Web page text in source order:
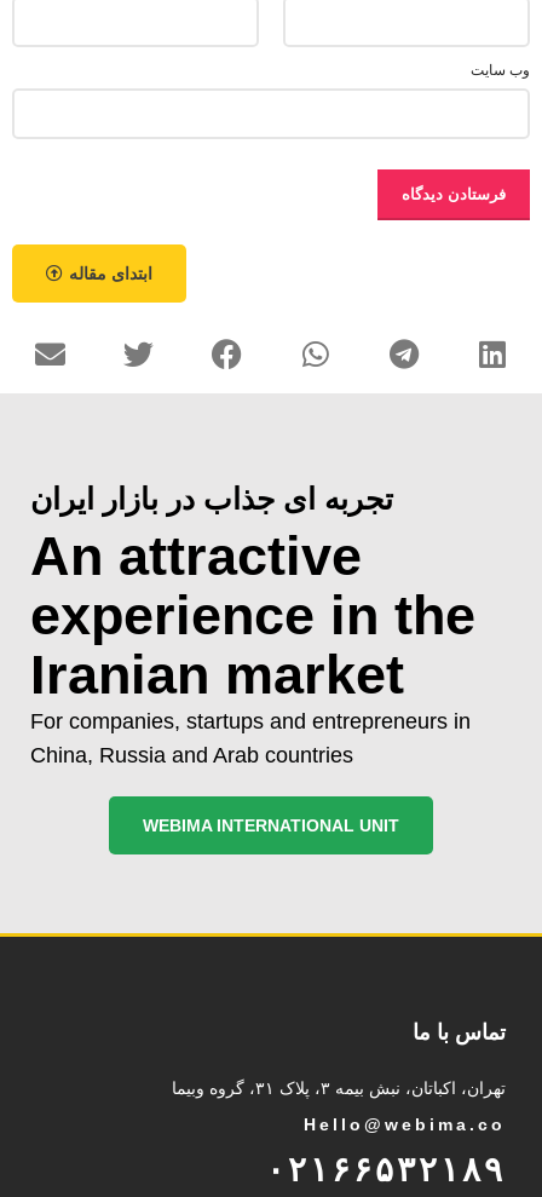
وب‌ سایت
ابتدای مقاله
تجربه ای جذاب در بازار ایران
An attractive
experience in the
Iranian market
For companies, startups and entrepreneurs in
China, Russia and Arab countries
WEBIMA INTERNATIONAL UNIT
تماس با ما
تهران، اکباتان، نبش بیمه ۳، پلاک ۳۱، گروه وبیما
Hello@webima.co
۰۲۱۶۶۵۳۲۱۸۹